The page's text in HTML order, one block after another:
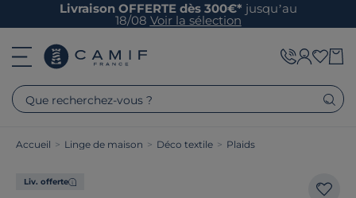
Livraison OFFERTE dès 300€* jusqu’au
18/08 Voir la sélection
Que recherchez-vous ?
Accueil > Linge de maison > Déco textile > Plaids
Liv. offerte